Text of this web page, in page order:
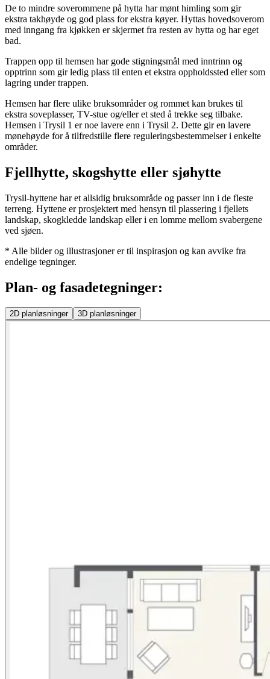
De to mindre soverommene på hytta har mønt himling som gir
ekstra takhøyde og god plass for ekstra køyer. Hyttas hovedsoverom
med inngang fra kjøkken er skjermet fra resten av hytta og har eget
bad.
Trappen opp til hemsen har gode stigningsmål med inntrinn og
opptrinn som gir ledig plass til enten et ekstra oppholdssted eller som
lagring under trappen.
Hemsen har flere ulike bruksområder og rommet kan brukes til
ekstra soveplasser, TV-stue og/eller et sted å trekke seg tilbake.
Hemsen i Trysil 1 er noe lavere enn i Trysil 2. Dette gir en lavere
mønehøyde for å tilfredstille flere reguleringsbestemmelser i enkelte
områder.
Fjellhytte, skogshytte eller sjøhytte
Trysil-hyttene har et allsidig bruksområde og passer inn i de fleste
terreng. Hyttene er prosjektert med hensyn til plassering i fjellets
landskap, skogkledde landskap eller i en lomme mellom svabergene
ved sjøen.
* Alle bilder og illustrasjoner er til inspirasjon og kan avvike fra
endelige tegninger.
Plan- og fasadetegninger:
2D planløsninger 3D planløsninger